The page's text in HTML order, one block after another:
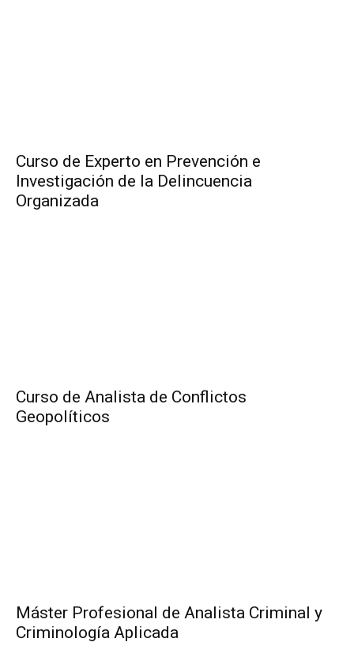
Curso de Experto en Prevención e
Investigación de la Delincuencia
Organizada
Curso de Analista de Conflictos
Geopolíticos
Máster Profesional de Analista Criminal y
Criminología Aplicada